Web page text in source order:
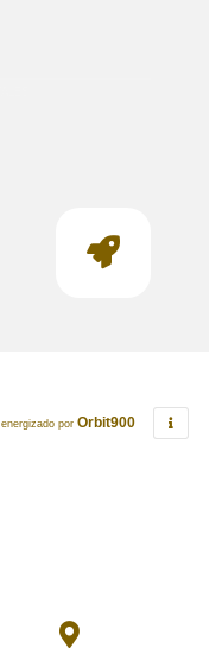
energizado por Orbit900